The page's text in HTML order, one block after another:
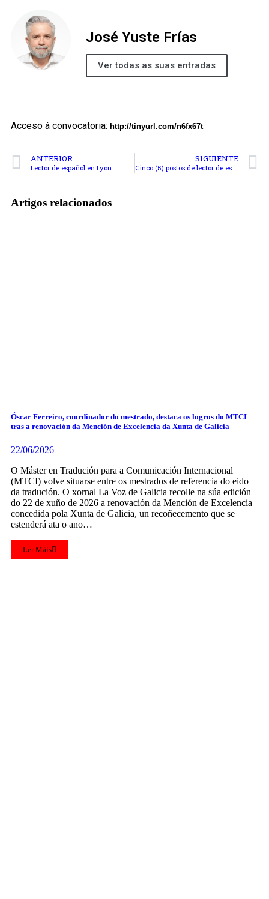
José Yuste Frías
Ver todas as suas entradas
Acceso á convocatoria: http://tinyurl.com/n6fx67t
ANTERIOR
Lector de español en Lyon
SIGUIENTE
Cinco (5) postos de lector de español na Universidade Paris Ouest (France)
Artigos relacionados
Óscar Ferreiro, coordinador do mestrado, destaca os logros do MTCI
tras a renovación da Mención de Excelencia da Xunta de Galicia
22/06/2026
O Máster en Tradución para a Comunicación Internacional
(MTCI) volve situarse entre os mestrados de referencia do eido
da tradución. O xornal La Voz de Galicia recolle na súa edición
do 22 de xuño de 2026 a renovación da Mención de Excelencia
concedida pola Xunta de Galicia, un recoñecemento que se
estenderá ata o ano…
Ler Máis